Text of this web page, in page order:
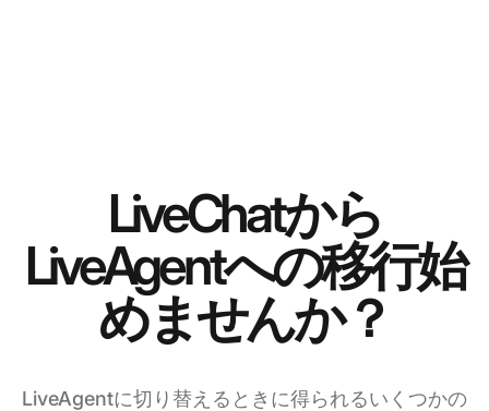
LiveChatから
LiveAgentへの移行始
めませんか？
LiveAgentに切り替えるときに得られるいくつかの